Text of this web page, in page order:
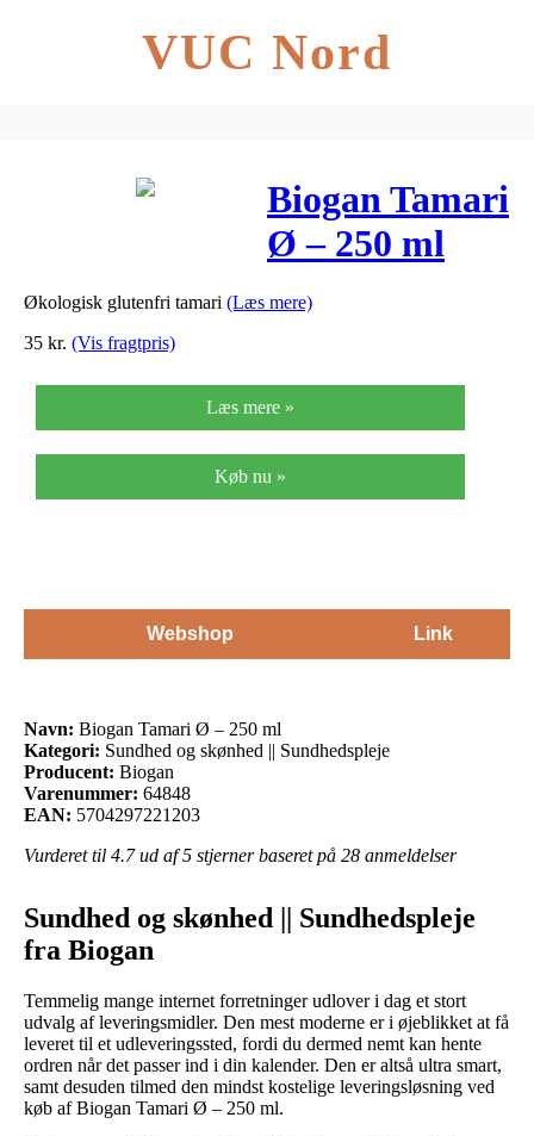
VUC Nord
Biogan Tamari
Ø – 250 ml
Økologisk glutenfri tamari (Læs mere)
35 kr. (Vis fragtpris)
Læs mere »
Køb nu »
Webshop Link
Navn: Biogan Tamari Ø – 250 ml
Kategori: Sundhed og skønhed || Sundhedspleje
Producent: Biogan
Varenummer: 64848
EAN: 5704297221203
Vurderet til 4.7ud af 5 stjerner baseret på 28 anmeldelser
Sundhed og skønhed || Sundhedspleje
fra Biogan
Temmelig mange internet forretninger udlover i dag et stort
udvalg af leveringsmidler. Den mest moderne er i øjeblikket at få
leveret til et udleveringssted, fordi du dermed nemt kan hente
ordren når det passer ind i din kalender. Den er altså ultra smart,
samt desuden tilmed den mindst kostelige leveringsløsning ved
køb af Biogan Tamari Ø – 250 ml.